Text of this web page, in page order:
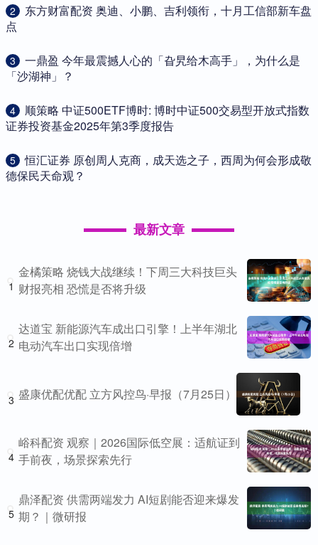
2
​东方财富配资 奥迪、小鹏、吉利领衔，十月工信部新车盘
点
3
​一鼎盈 今年最震撼人心的「旮旯给木高手」，为什么是
「沙湖神」？
4
​顺策略 中证500ETF博时: 博时中证500交易型开放式指数
证券投资基金2025年第3季度报告
5
​恒汇证券 原创周人克商，成天选之子，西周为何会形成敬
德保民天命观？
最新文章
1
金橘策略 烧钱大战继续！下周三大科技巨头
财报亮相 恐慌是否将升级
2
达道宝 新能源汽车成出口引擎！上半年湖北
电动汽车出口实现倍增
3 盛康优配优配 立方风控鸟·早报（7月25日）
4
峪科配资 观察｜2026国际低空展：适航证到
手前夜，场景探索先行
5
鼎泽配资 供需两端发力 AI短剧能否迎来爆发
期？｜微研报